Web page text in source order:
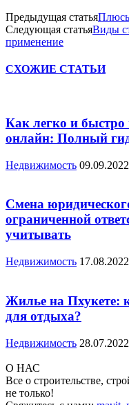
Предыдущая статьяПлюсы
Следующая статьяВиды
применение
СХОЖИЕ СТАТЬИ
Как легко и быстро
онлайн: Полный
Недвижимость 09.09.2022
Смена
ограниченной
учитывать
Недвижимость 17.08.2022
Жилье на Пхукете:
для отдыха?
Недвижимость 28.07.2022
О НАС
Все о строительстве,
не только!